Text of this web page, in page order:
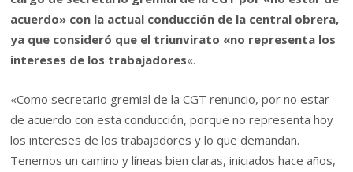
acuerdo» con la actual conducción de la central obrera,
ya que consideró que el triunvirato «no representa los
intereses de los trabajadores«.
«Como secretario gremial de la CGT renuncio, por no estar
de acuerdo con esta conducción, porque no representa hoy
los intereses de los trabajadores y lo que demandan.
Tenemos un camino y líneas bien claras, iniciados hace años,